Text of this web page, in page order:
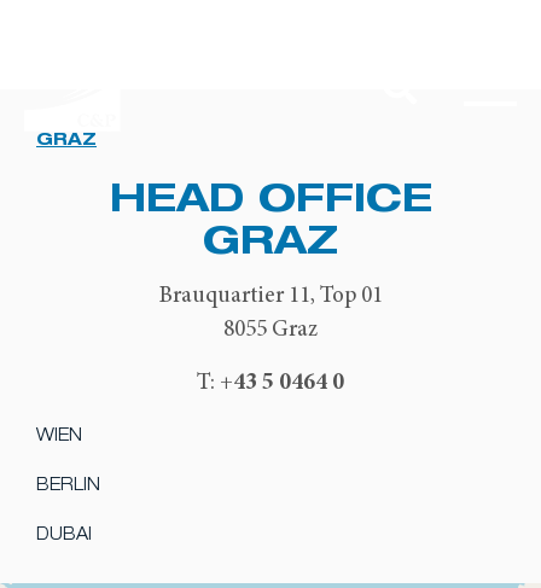
GRAZ
HEAD OFFICE
GRAZ
Brauquartier 11, Top 01
8055 Graz
T: +43 5 0464 0
WIEN
BERLIN
DUBAI